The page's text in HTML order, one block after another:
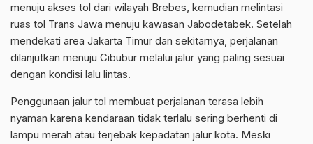
menuju akses tol dari wilayah Brebes, kemudian melintasi
ruas tol Trans Jawa menuju kawasan Jabodetabek. Setelah
mendekati area Jakarta Timur dan sekitarnya, perjalanan
dilanjutkan menuju Cibubur melalui jalur yang paling sesuai
dengan kondisi lalu lintas.
Penggunaan jalur tol membuat perjalanan terasa lebih
nyaman karena kendaraan tidak terlalu sering berhenti di
lampu merah atau terjebak kepadatan jalur kota. Meski